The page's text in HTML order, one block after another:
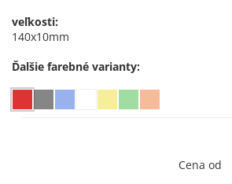
veľkosti:
140x10mm
Ďalšie farebné varianty:
Cena od